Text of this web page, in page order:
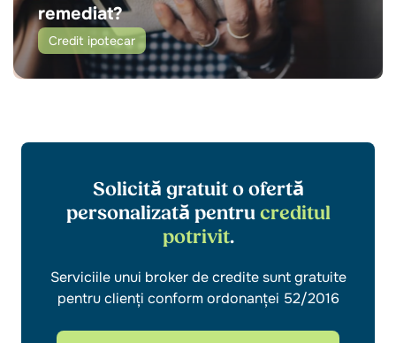
remediat?
Credit ipotecar
Solicită gratuit o ofertă
personalizată pentrucreditul
potrivit.
Serviciile unui broker de credite sunt gratuite
pentru clienți conform ordonanței 52/2016